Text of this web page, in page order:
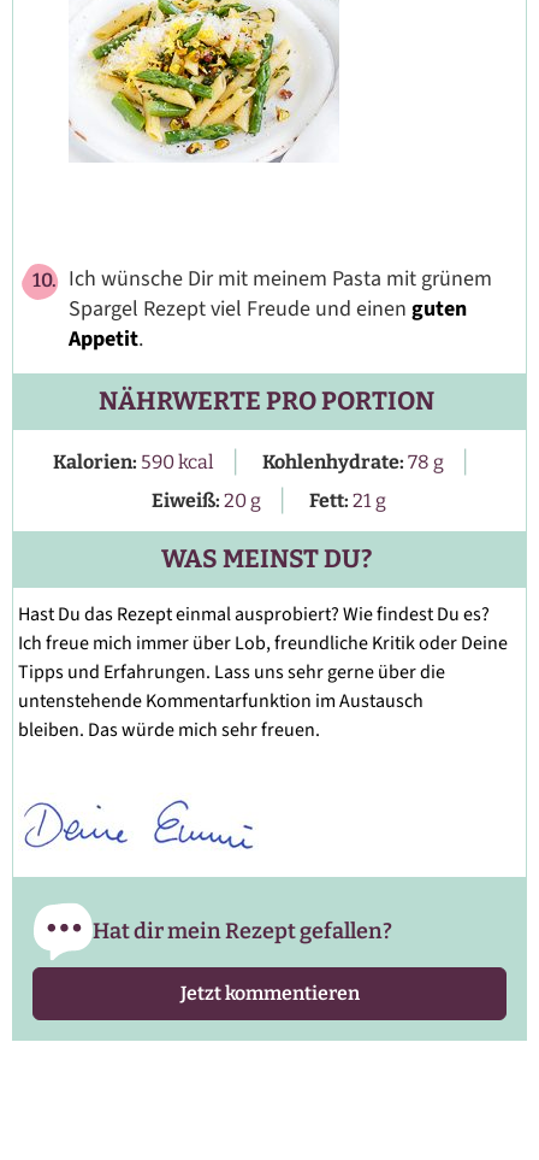
Ich wünsche Dir mit meinem Pasta mit grünem
Spargel Rezept viel Freude und einen guten
Appetit.
NÄHRWERTE PRO PORTION
Kalorien: 590kcal | Kohlenhydrate: 78 g |
Eiweiß: 20g | Fett: 21g
WAS MEINST DU?
Hast Du das Rezept einmal ausprobiert? Wie findest Du es?
Ich freue mich immer über Lob, freundliche Kritik oder Deine
Tipps und Erfahrungen. Lass uns sehr gerne über die
untenstehende Kommentarfunktion im Austausch
bleiben. Das würde mich sehr freuen.
Hat dir mein Rezept gefallen?
Jetzt kommentieren